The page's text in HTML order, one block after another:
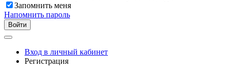
Запомнить меня
Напомнить пароль
Войти
Вход в личный кабинет
Регистрация